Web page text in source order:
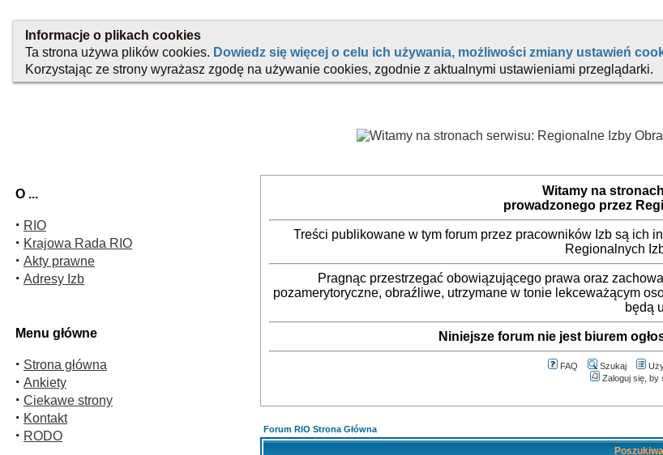
O ...
· RIO
· Krajowa Rada RIO
· Akty prawne
· Adresy Izb
Menu główne
· Strona główna
· Ankiety
· Ciekawe strony
· Kontakt
· RODO
Witamy na
prowadzonego przez
Treści publikowane w tym forum przez pracowników Izb są ich
Regionalnych
Pragnąc przestrzegać obowiązującego prawa oraz
pozamerytoryczne, obraźliwe, utrzymane w tonie lekceważącym
będą
Niniejsze forum nie jest biurem
FAQ Szukaj
Zaloguj się, by
Forum RIO Strona Główna